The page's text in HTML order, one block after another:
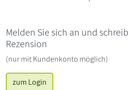
Melden Sie sich an und
Rezension
(nur mit Kundenkonto möglich)
zum Login